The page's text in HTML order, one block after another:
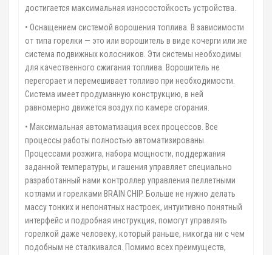
достигается максимальная износостойкость устройства.
• Оснащением системой ворошения топлива. В зависимости
от типа горелки — это или ворошитель в виде кочерги или же
система подвижных колосников. Эти системы необходимы
для качественного сжигания топлива. Ворошитель не
перегорает и перемешивает топливо при необходимости.
Система имеет продуманную конструкцию, в ней
равномерно движется воздух по камере сгорания.
• Максимальная автоматизация всех процессов. Все
процессы работы полностью автоматизированы.
Процессами розжига, набора мощности, поддержания
заданной температуры, и гашения управляет специально
разработанный нами контроллер управления пеллетными
котлами и горелками BRAIN CHIP. Больше не нужно делать
массу тонких и непонятных настроек, интуитивно понятный
интерфейс и подробная инструкция, помогут управлять
горелкой даже человеку, который раньше, никогда ни с чем
подобным не сталкивался. Помимо всех преимуществ,